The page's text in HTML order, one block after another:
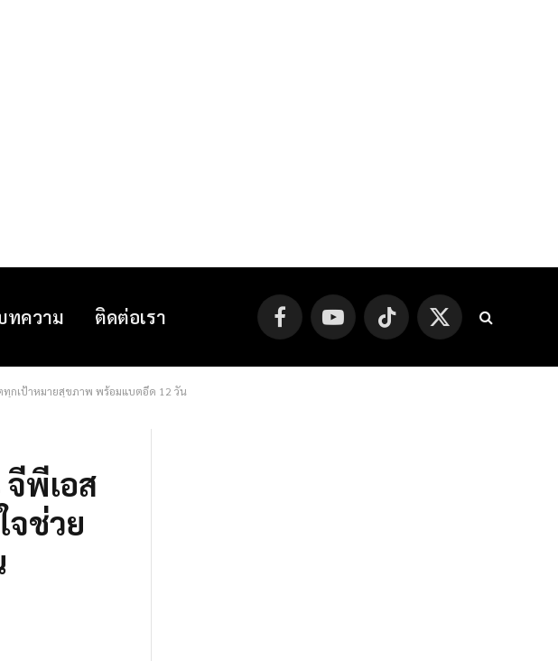
ทความ ติดต่อเรา FacebookYouTube TikTok
X
(Twitter)
ทุกเป้าหมายสุขภาพ พร้อมแบตอึด 12 วัน
พีเอส
จช่วย